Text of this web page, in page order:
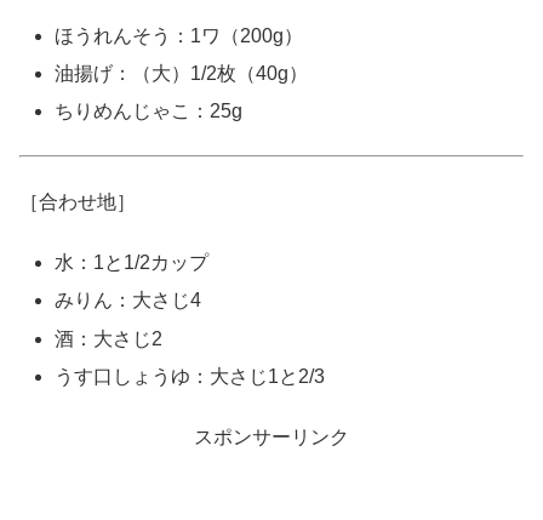
ほうれんそう：1ワ（200g）
油揚げ：（大）1/2枚（40g）
ちりめんじゃこ：25g
［合わせ地］
水：1と1/2カップ
みりん：大さじ4
酒：大さじ2
うす口しょうゆ：大さじ1と2/3
スポンサーリンク